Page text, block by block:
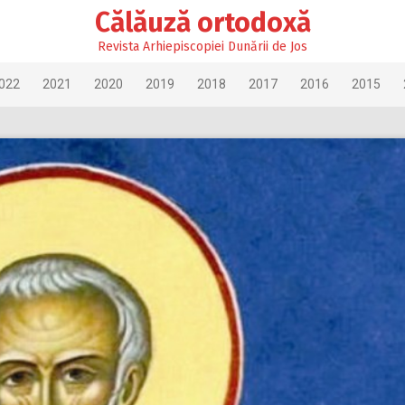
Călăuză ortodoxă
Revista Arhiepiscopiei Dunării de Jos
2021 2020 2019 2018 2017 2016 2015